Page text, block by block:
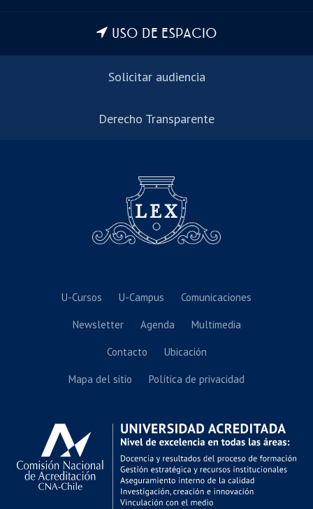
USO DE ESPACIO
Solicitar audiencia
Derecho Transparente
U-Cursos U-Campus Comunicaciones
Newsletter Agenda Multimedia
Contacto Ubicación
Mapa del sitio Política de privacidad